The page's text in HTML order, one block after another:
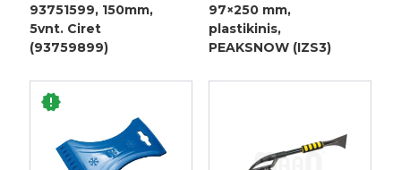
93751599, 150mm,
5vnt. Ciret
(93759899)
97×250 mm,
plastikinis,
PEAKSNOW (IZS3)